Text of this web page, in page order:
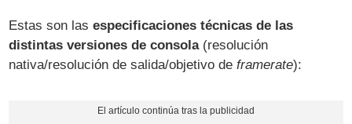
Estas son lasespecificaciones técnicas de las
distintas versiones de consola(resolución
nativa/resolución de salida/objetivo deframerate):